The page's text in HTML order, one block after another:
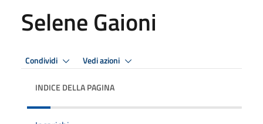
Selene Gaioni
Condividi Vedi azioni
INDICE DELLA PAGINA